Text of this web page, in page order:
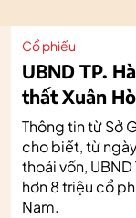
Cổ phiếu
UBND TP.
thất Xuân
Thông tin từ Sở
cho biết, từ
thoái vốn,
hơn 8 triệu cổ
Nam.